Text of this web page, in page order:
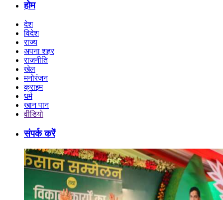
होम
देश
विदेश
राज्य
अपना शहर
राजनीति
खेल
मनोरंजन
क्राइम
धर्म
खान पान
वीडियो
संपर्क करें